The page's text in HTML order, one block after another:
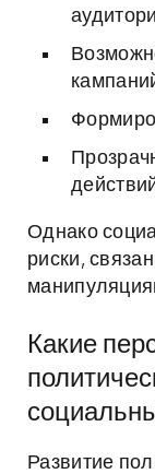
Однако
риски,
Какие
Развитие